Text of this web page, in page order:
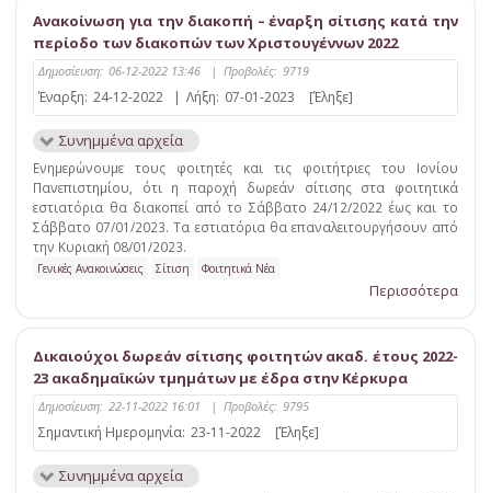
Ανακοίνωση για την διακοπή – έναρξη σίτισης κατά την
περίοδο των διακοπών των Χριστουγέννων 2022
Δημοσίευση: 06-12-2022 13:46 | Προβολές: 9719
Έναρξη: 24-12-2022 | Λήξη: 07-01-2023 [Έληξε]
Συνημμένα αρχεία
Ενημερώνουμε τους φοιτητές και τις φοιτήτριες του Ιονίου
Πανεπιστημίου, ότι η παροχή δωρεάν σίτισης στα φοιτητικά
εστιατόρια θα διακοπεί από το Σάββατο 24/12/2022 έως και το
Σάββατο 07/01/2023. Τα εστιατόρια θα επαναλειτουργήσουν από
την Κυριακή 08/01/2023.
Γενικές Ανακοινώσεις Σίτιση Φοιτητικά Νέα
Περισσότερα
Δικαιούχοι δωρεάν σίτισης φοιτητών ακαδ. έτους 2022-
23 ακαδημαϊκών τμημάτων με έδρα στην Κέρκυρα
Δημοσίευση: 22-11-2022 16:01 | Προβολές: 9795
Σημαντική Ημερομηνία: 23-11-2022 [Έληξε]
Συνημμένα αρχεία